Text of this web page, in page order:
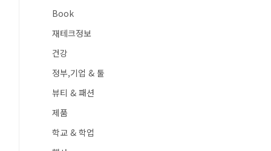
Book
재테크정보
건강
정부,기업 & 툴
뷰티 & 패션
제품
학교 & 학업